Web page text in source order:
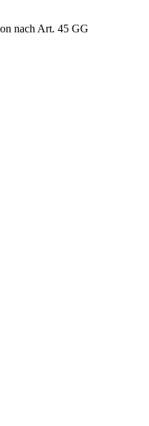
nach Art. 45 GG